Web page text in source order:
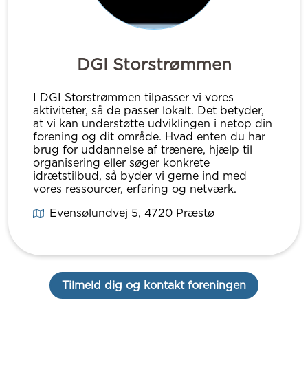
DGI Storstrømmen
I DGI Storstrømmen tilpasser vi vores
aktiviteter, så de passer lokalt. Det betyder,
at vi kan understøtte udviklingen i netop din
forening og dit område. Hvad enten du har
brug for uddannelse af trænere, hjælp til
organisering eller søger konkrete
idrætstilbud, så byder vi gerne ind med
vores ressourcer, erfaring og netværk.
Evensølundvej 5, 4720Præstø
Tilmeld dig og kontakt foreningen